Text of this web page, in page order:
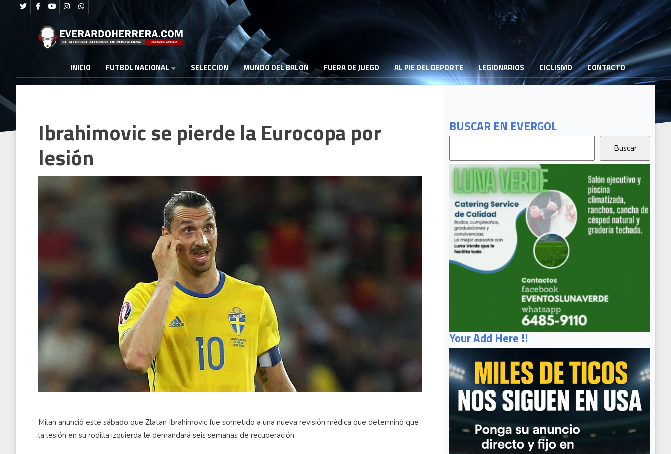
INICIO FUTBOL NACIONAL SELECCION MUNDO DEL BALON FUERA DE JUEGO AL PIE DEL DEPORTE LEGIONARIOS CICLISMO CONTACTO
BUSCAR EN EVERGOL
Your Add Here !!
Ibrahimovic se pierde la Eurocopa por
lesión
Milan anunció este sábado que Zlatan Ibrahimovic fue sometido a una nueva revisión médica que determinó que
la lesión en su rodilla izquierda le demandará seis semanas de recuperación.